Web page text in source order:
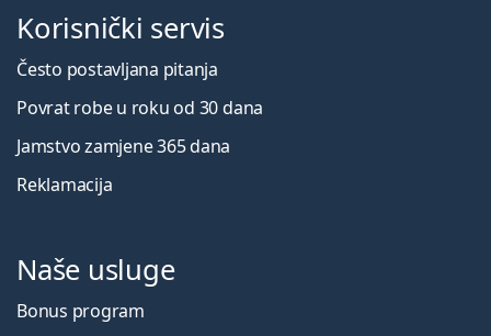
Korisnički servis
Često postavljana pitanja
Povrat robe u roku od 30 dana
Jamstvo zamjene 365 dana
Reklamacija
Naše usluge
Bonus program